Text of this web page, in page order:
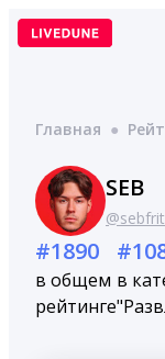
Перейти
Главная ●
SEB
@sebfrit
#1890
в общем
рейтинге
в